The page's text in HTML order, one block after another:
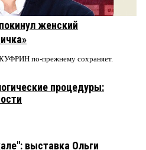
женский
по-прежнему сохраняет.
процедуры:
выставка Ольги